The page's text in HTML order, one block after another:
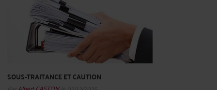
SOUS-TRAITANCE ET CAUTION